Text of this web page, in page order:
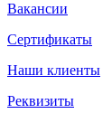
Вакансии
Сертификаты
Наши клиенты
Реквизиты